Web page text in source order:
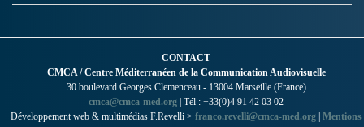
CONTACT
CMCA / Centre Méditerranéen de la Communication Audiovisuelle
30 boulevard Georges Clemenceau - 13004 Marseille (France)
cmca@cmca-med.org | Tél : +33(0)4 91 42 03 02
Développement web & multimédias F.Revelli > franco.revelli@cmca-med.org | Mentions